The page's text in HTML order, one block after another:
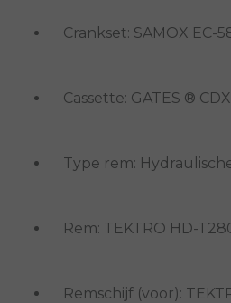
Crankset: SAMOX EC-
Cassette: GATES ®
Type rem:
Rem: TEKTRO HD-
Remschijf (voor):